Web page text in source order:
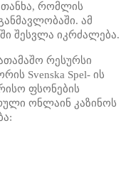
თანხა, რომლის
ამ
შესვლა იკრძალება.
რესურსი
Svenska Spel- ის
ფსონების
ონლაინ კაზინოს